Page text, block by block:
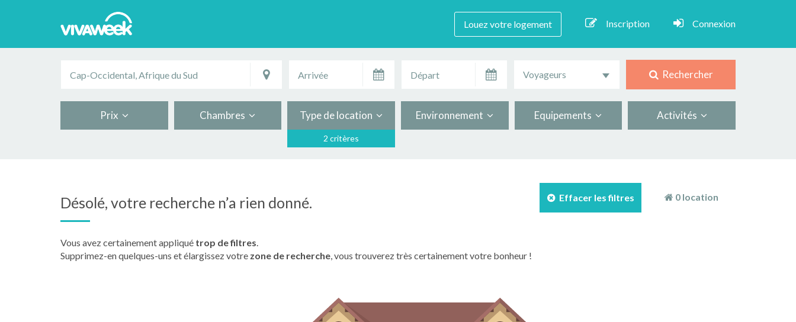
Louez votre logement Inscription Connexion
Voyageurs Rechercher
Prix Chambres Type de location
2 critères
Environnement Equipements Activités
Désolé, votre recherche n’a rien donné. Effacer les filtres 0 location
Vous avez certainement appliqué trop de filtres.
Supprimez-en quelques-uns et élargissez votre zone de recherche, vous trouverez très certainement votre bonheur !